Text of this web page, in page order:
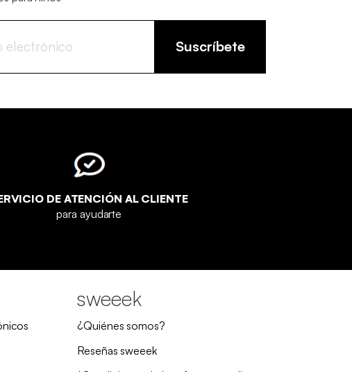
Suscríbete
DE ATENCIÓN AL CLIENTE
para ayudarte
sweeek
¿Quiénes somos?
Reseñas sweeek